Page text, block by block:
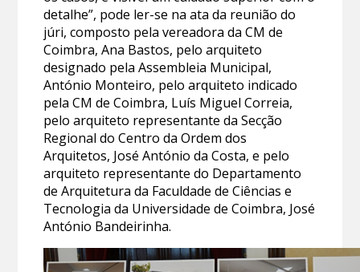
detalhe”, pode ler-se na ata da reunião do
júri, composto pela vereadora da CM de
Coimbra, Ana Bastos, pelo arquiteto
designado pela Assembleia Municipal,
António Monteiro, pelo arquiteto indicado
pela CM de Coimbra, Luís Miguel Correia,
pelo arquiteto representante da Secção
Regional do Centro da Ordem dos
Arquitetos, José António da Costa, e pelo
arquiteto representante do Departamento
de Arquitetura da Faculdade de Ciências e
Tecnologia da Universidade de Coimbra, José
António Bandeirinha.